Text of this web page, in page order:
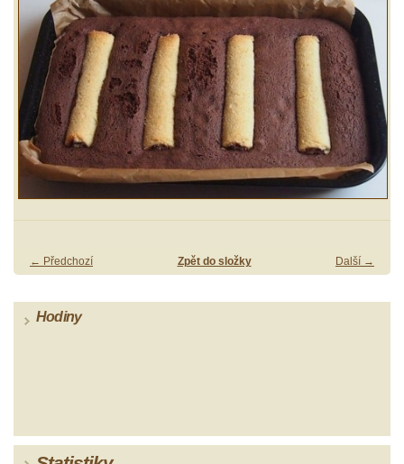
← Předchozí Další →
Zpět do složky
Hodiny